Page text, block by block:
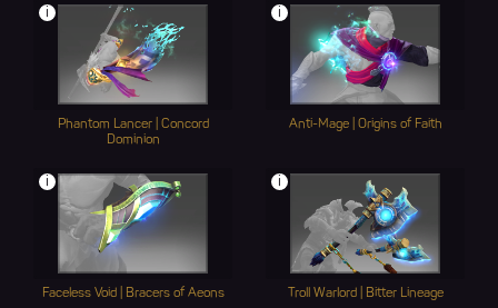
i
Phantom Lancer | Concord
Dominion
i
Anti-Mage | Origins of Faith
i
Faceless Void | Bracers of Aeons
i
Troll Warlord | Bitter Lineage